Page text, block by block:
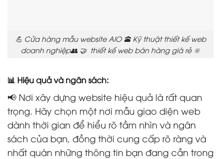
💪 Cửa hàng mẫu website AIO 🕋 Kỹ thuật thiết kế web
doanh nghiệp👥 🤝 thiết kế web bán hàng giá rẻ 🔆
📊 Hiệu quả và ngân sách:
📢 Nơi xây dựng website hiệu quả là rất quan
trọng. Hãy chọn một nơi mẫu giao diện web
dành thời gian để hiểu rõ tầm nhìn và ngân
sách của bạn, đồng thời cung cấp rõ ràng và
nhất quán những thông tin bạn đang cần trong